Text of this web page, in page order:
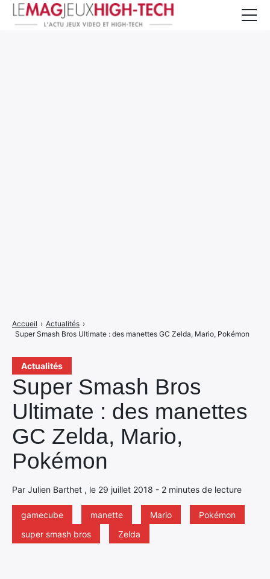
Actualités
Super Smash Bros
Ultimate : des manettes
GC Zelda, Mario,
Pokémon
Par Julien Barthet , le 29 juillet 2018 - 2 minutes de lecture
gamecube manette Mario
Pokémon
super smash bros
Zelda
Accueil › Actualités ›
Super Smash Bros Ultimate : des manettes GC Zelda, Mario, Pokémon